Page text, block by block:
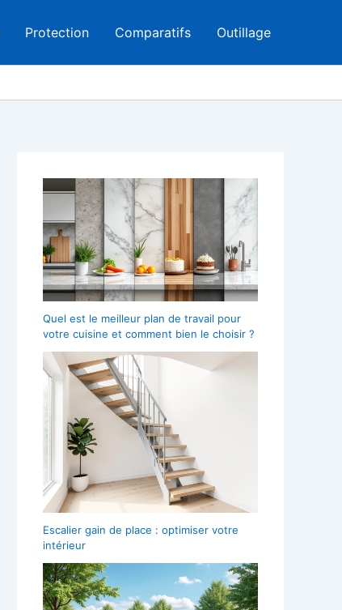
Protection Comparatifs Outillage
Quel est le meilleur plan de travail pour
votre cuisine et comment bien le choisir ?
Escalier gain de place : optimiser votre
intérieur